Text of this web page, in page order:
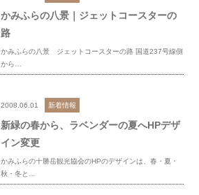
かみふらの八景｜ジェットコースターの
路
かみふらの八景 ジェットコースターの路 国道237号線側
から…
2008.06.01 新着情報
新緑の春から、ラベンダーの夏へHPデザ
イン変更
かみふらの十勝岳観光協会のHPのデザインは、春・夏・
秋・冬と…